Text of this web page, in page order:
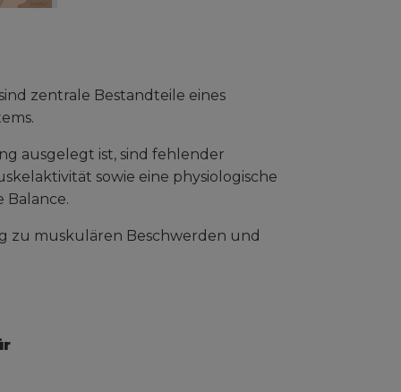
zentrale Bestandteile eines
ausgelegt ist, sind fehlender
sowie eine physiologische
zu muskulären Beschwerden und